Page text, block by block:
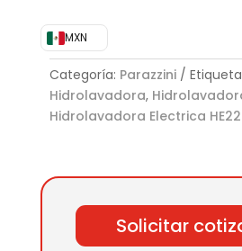
MXN
Categoría: Parazzini
Hidrolavadora,
Hidrolavadora Electrica
Solicitar